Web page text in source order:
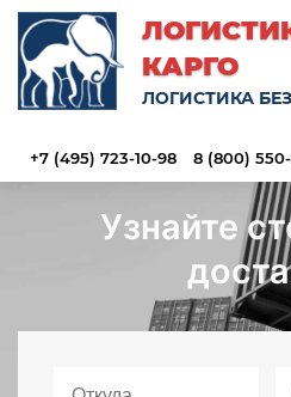
КАРГО
ЛОГИСТИКА
+7 (495) 723-10-98 8 (800)
Узнайте